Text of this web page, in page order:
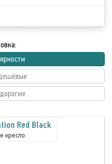
Red Black
кресло